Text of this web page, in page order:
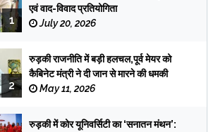
1
एवं वाद-विवाद प्रतियोगिता
July 20, 2026
2
रुड़की राजनीति में बड़ी हलचल,पूर्व मेयर को
कैबिनेट मंत्री ने दी जान से मारने की धमकी
May 11, 2026
रुड़की में कोर यूनिवर्सिटी का ‘सनातन मंथन’: